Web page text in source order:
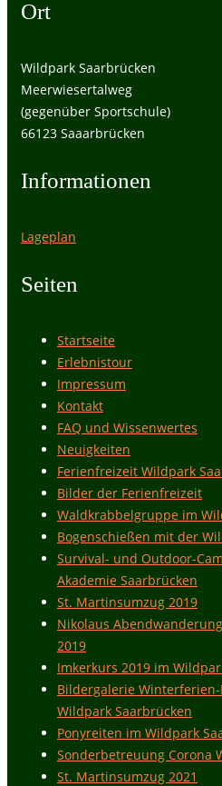
Ort
Wildpark Saarbrücken
Meerwiesertalweg
(gegenüber Sportschule)
66123 Saaarbrücken
Informationen
Lageplan
Seiten
Startseite
Erlebnistour
Impressum
Kontakt
FAQ und Wissenwertes
Neuigkeiten
Ferienfreizeit Wildpark
Bilder der Ferienfreizeit
Waldkrabbelgruppe im
Bogenschießen mit der
Survival- und Outdoor-
Akademie Saarbrücken
St. Martinsumzug 2019
Nikolaus
2019
Imkerkurs 2019 im
Bildergalerie
Wildpark Saarbrücken
Ponyreiten im Wildpark
Sonderbetreuung Corona
St. Martinsumzug 2021